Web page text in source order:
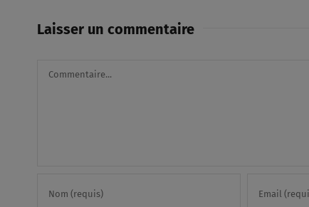
Laisser un commentaire
Commentaire